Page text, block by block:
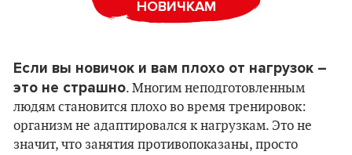
НОВИЧКАМ
Если вы новичок и вам плохо от нагрузок –
это не страшно. Многим неподготовленным
людям становится плохо во время тренировок:
организм не адаптировался к нагрузкам. Это не
значит, что занятия противопоказаны, просто